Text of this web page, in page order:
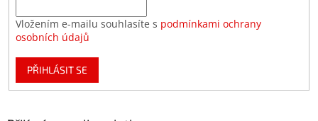
Vložením e-mailu souhlasíte s podmínkami ochrany
osobních údajů
PŘIHLÁSIT SE